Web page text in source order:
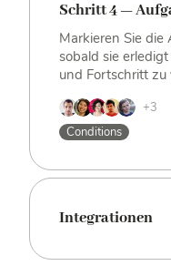
Schritt 4 —
Markieren Sie die
sobald sie
und Fortschritt zu
+3
Conditions
Integrationen